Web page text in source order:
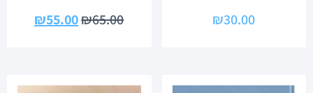
₪30.00
₪65.00
₪55.00